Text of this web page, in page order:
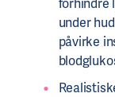
under
påvirke